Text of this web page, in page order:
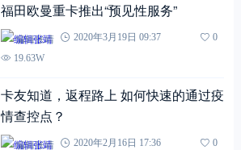
福田欧曼重卡推出“预见性服务”
19.63W
卡友知道，返程路上 如何快速的通过疫